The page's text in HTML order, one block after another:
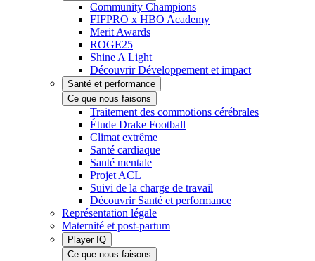
Community Champions
FIFPRO x HBO Academy
Merit Awards
ROGE25
Shine A Light
Découvrir Développement et impact
Santé et performance
Ce que nous faisons
Traitement des commotions cérébrales
Étude Drake Football
Climat extrême
Santé cardiaque
Santé mentale
Projet ACL
Suivi de la charge de travail
Découvrir Santé et performance
Représentation légale
Maternité et post-partum
Player IQ
Ce que nous faisons